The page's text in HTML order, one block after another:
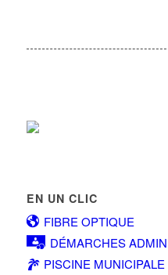
EN UN CLIC
FIBRE OPTIQUE
DÉMARCHES
PISCINE MUNICIPALE